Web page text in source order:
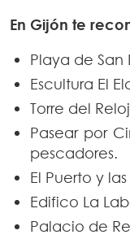
En Gijón te
Playa de San
Escultura El
Torre del Reloj
Pasear por
pescadores.
El Puerto y
Edifico La
Palacio de